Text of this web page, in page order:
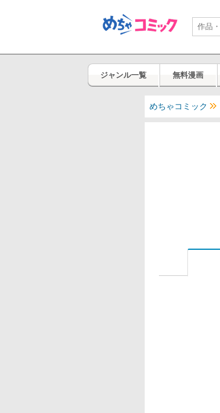
ジャンル一覧 無料漫画
めちゃコミック